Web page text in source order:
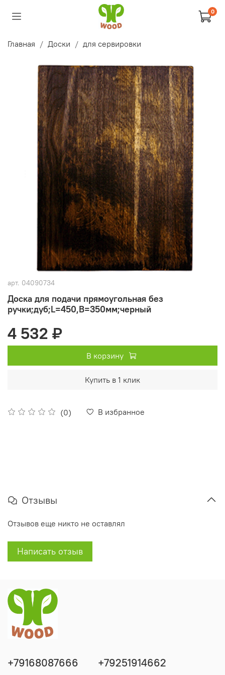
0
Главная Доски для сервировки
арт. 04090734
Доска для подачи прямоугольная без
ручки;дуб;L=450,B=350мм;черный
(0) В избранное
4 532 ₽
В корзину
Купить в 1 клик
Отзывы
Отзывов еще никто не оставлял
Написать отзыв
+79168087666 +79251914662